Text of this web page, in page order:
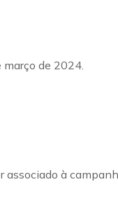
março de 2024.
à